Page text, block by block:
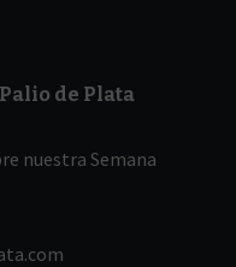
de Plata
nuestra Semana